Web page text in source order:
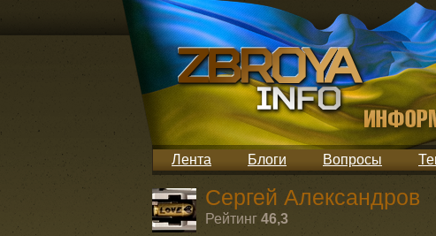
Лента Блоги Вопросы
Сергей Александров
Рейтинг 46,3